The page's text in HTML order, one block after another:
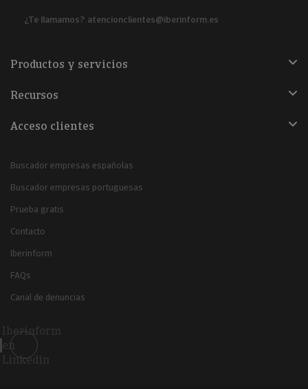
¿Te llamamos? atencionclientes@iberinform.es
Productos y servicios
Recursos
Acceso clientes
Buscador empresas españolas
Buscador empresas portuguesas
Prueba gratis
Contacto
Iberinform
FAQs
Canal de denuncias
Iberinform
en
Linkedin